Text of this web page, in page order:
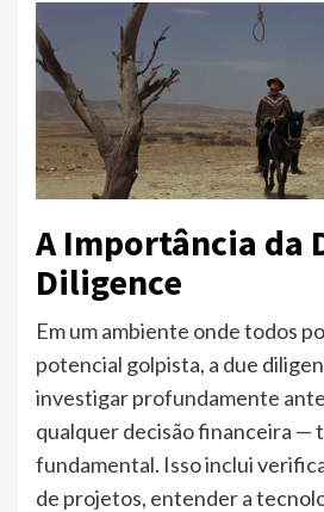
A Importância da
Diligence
Em um ambiente onde todos
potencial golpista, a due
investigar profundamente
qualquer decisão financeira —
fundamental. Isso inclui
de projetos, entender a